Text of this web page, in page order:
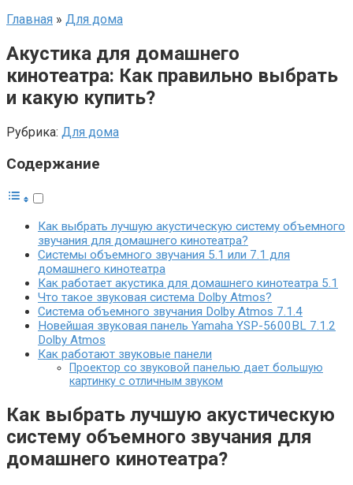
Главная » Для дома
Акустика для домашнего
кинотеатра: Как правильно выбрать
и какую купить?
Рубрика: Для дома
Содержание
Как выбрать лучшую акустическую систему объемного
звучания для домашнего кинотеатра?
Системы объемного звучания 5.1 или 7.1 для
домашнего кинотеатра
Как работает акустика для домашнего кинотеатра 5.1
Что такое звуковая система Dolby Atmos?
Система объемного звучания Dolby Atmos 7.1.4
Новейшая звуковая панель Yamaha YSP-5600BL 7.1.2
Dolby Atmos
Как работают звуковые панели
Проектор со звуковой панелью дает большую
картинку с отличным звуком
Как выбрать лучшую акустическую
систему объемного звучания для
домашнего кинотеатра?